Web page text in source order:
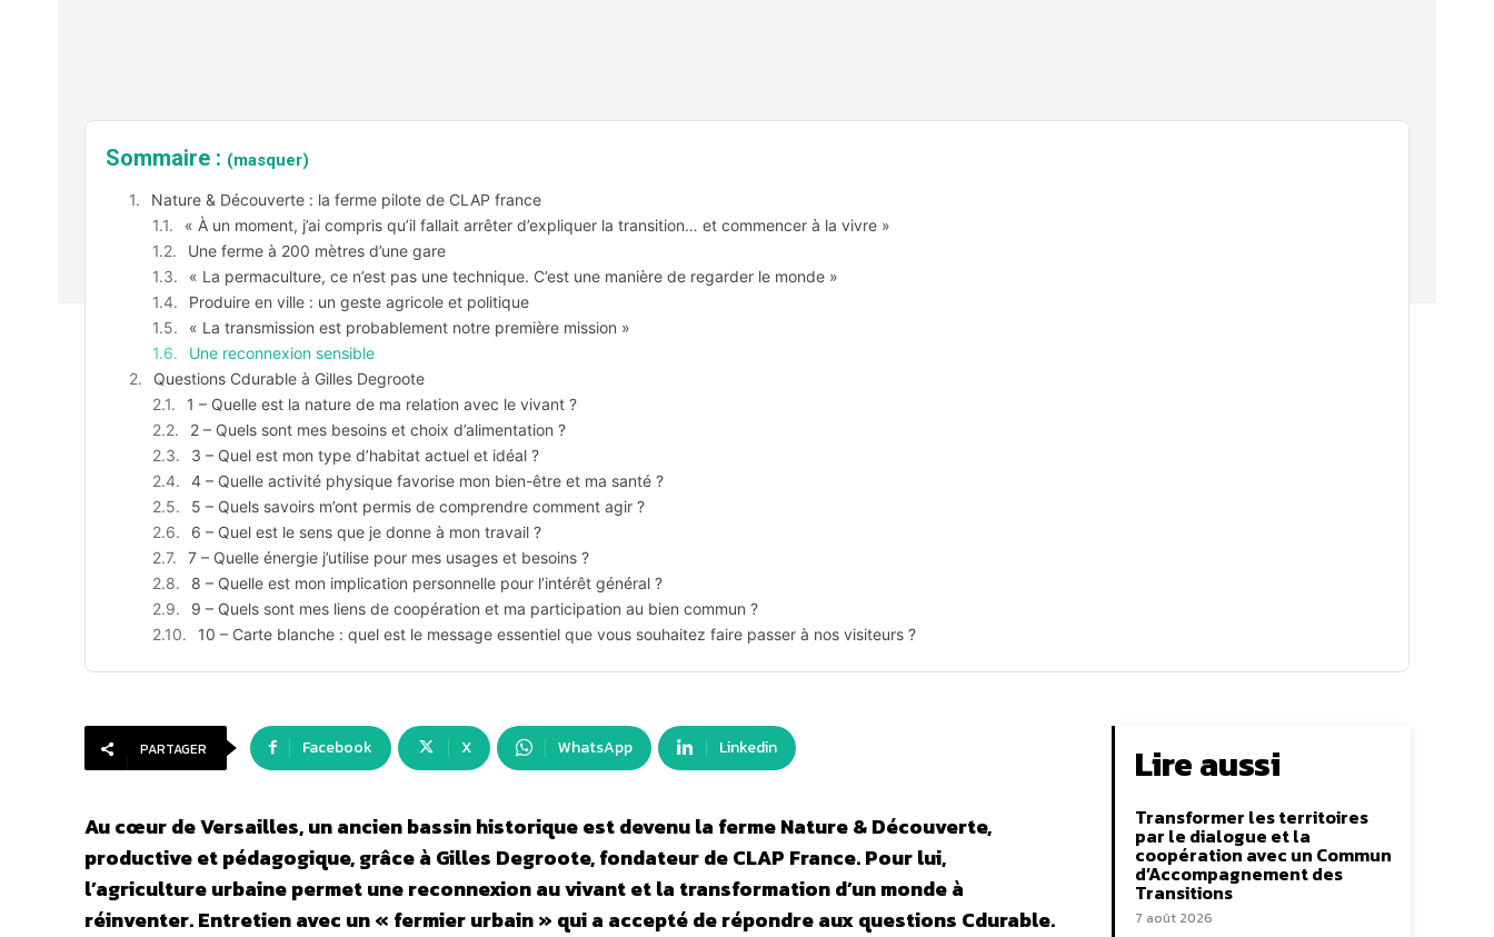
Sommaire : (masquer)
Nature & Découverte : la ferme pilote de CLAP france
« À un moment, j’ai compris qu’il fallait arrêter d’expliquer la transition… et commencer à la vivre »
Une ferme à 200 mètres d’une gare
« La permaculture, ce n’est pas une technique. C’est une manière de regarder le monde »
Produire en ville : un geste agricole et politique
« La transmission est probablement notre première mission »
Une reconnexion sensible
Questions Cdurable à Gilles Degroote
1 – Quelle est la nature de ma relation avec le vivant ?
2 – Quels sont mes besoins et choix d’alimentation ?
3 – Quel est mon type d’habitat actuel et idéal ?
4 – Quelle activité physique favorise mon bien-être et ma santé ?
5 – Quels savoirs m’ont permis de comprendre comment agir ?
6 – Quel est le sens que je donne à mon travail ?
7 – Quelle énergie j’utilise pour mes usages et besoins ?
8 – Quelle est mon implication personnelle pour l’intérêt général ?
9 – Quels sont mes liens de coopération et ma participation au bien commun ?
10 – Carte blanche : quel est le message essentiel que vous souhaitez faire passer à nos visiteurs ?
PARTAGER Facebook X WhatsApp Linkedin
Au cœur de Versailles, un ancien bassin historique est devenu la ferme Nature & Découverte,
productive et pédagogique, grâce à Gilles Degroote, fondateur de CLAP France. Pour lui,
l’agriculture urbaine permet une reconnexion au vivant et la transformation d’un monde à
réinventer. Entretien avec un « fermier urbain » qui a accepté de répondre aux questions Cdurable.
Lire aussi
Transformer les territoires
par le dialogue et la
coopération avec un Commun
d’Accompagnement des
Transitions
7 août 2026